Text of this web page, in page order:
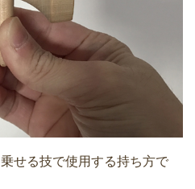
せる技で使用する持ち方で